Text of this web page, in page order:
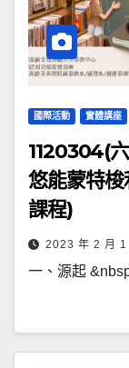
國際活動 實體講座
1120304(
悠能蒙特
課程)
2023 年 2 月 1
一、源起